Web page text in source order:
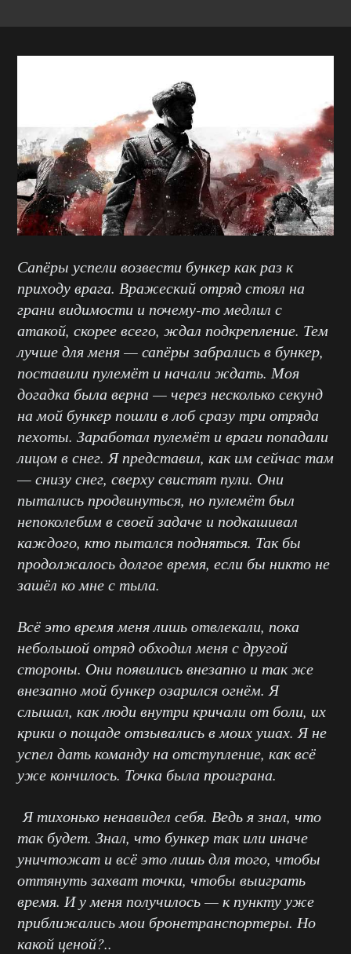
Сапёры успели возвести бункер как раз к
приходу врага. Вражеский отряд стоял на
грани видимости и почему-то медлил с
атакой, скорее всего, ждал подкрепление. Тем
лучше для меня — сапёры забрались в бункер,
поставили пулемёт и начали ждать. Моя
догадка была верна — через несколько секунд
на мой бункер пошли в лоб сразу три отряда
пехоты. Заработал пулемёт и враги попадали
лицом в снег. Я представил, как им сейчас там
— снизу снег, сверху свистят пули. Они
пытались продвинуться, но пулемёт был
непоколебим в своей задаче и подкашивал
каждого, кто пытался подняться. Так бы
продолжалось долгое время, если бы никто не
зашёл ко мне с тыла.
Всё это время меня лишь отвлекали, пока
небольшой отряд обходил меня с другой
стороны. Они появились внезапно и так же
внезапно мой бункер озарился огнём. Я
слышал, как люди внутри кричали от боли, их
крики о пощаде отзывались в моих ушах. Я не
успел дать команду на отступление, как всё
уже кончилось. Точка была проиграна.
Я тихонько ненавидел себя. Ведь я знал, что
так будет. Знал, что бункер так или иначе
уничтожат и всё это лишь для того, чтобы
оттянуть захват точки, чтобы выиграть
время. И у меня получилось — к пункту уже
приближались мои бронетранспортеры. Но
какой ценой?..